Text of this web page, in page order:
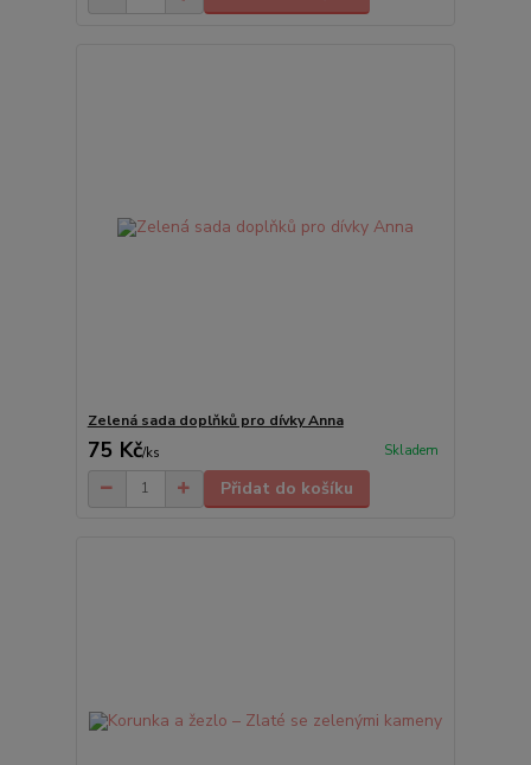
Zelená sada doplňků pro dívky Anna
75 Kč/ks Skladem
Přidat do košíku